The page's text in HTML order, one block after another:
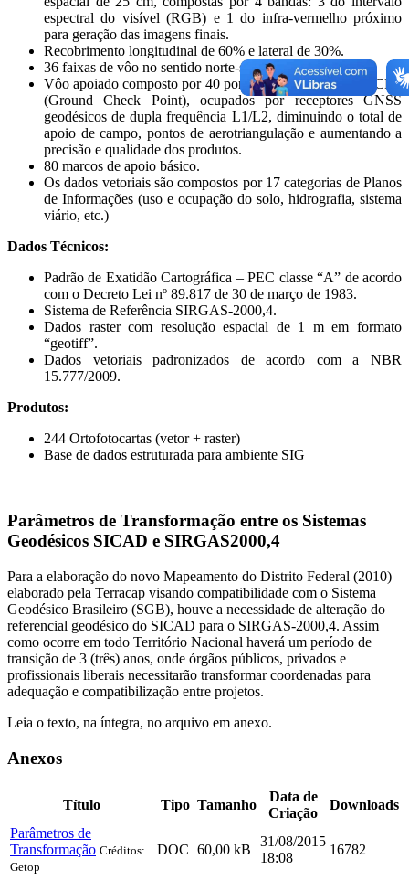
espectral do visível (RGB) e 1 do infra-vermelho próximo
para geração das imagens finais.
Recobrimento longitudinal de 60% e lateral de 30%.
36 faixas de vôo no sentido norte-sul.
Vôo apoiado composto por 40 pontos pré-sinalizados - GCP’s
(Ground Check Point), ocupados por receptores GNSS
geodésicos de dupla frequência L1/L2, diminuindo o total de
apoio de campo, pontos de aerotriangulação e aumentando a
precisão e qualidade dos produtos.
80 marcos de apoio básico.
Os dados vetoriais são compostos por 17 categorias de Planos
de Informações (uso e ocupação do solo, hidrografia, sistema
viário, etc.)
Dados Técnicos:
Padrão de Exatidão Cartográfica – PEC classe “A” de acordo
com o Decreto Lei nº 89.817 de 30 de março de 1983.
Sistema de Referência SIRGAS-2000,4.
Dados raster com resolução espacial de 1 m em formato
“geotiff”.
Dados vetoriais padronizados de acordo com a NBR
15.777/2009.
Produtos:
244 Ortofotocartas (vetor + raster)
Base de dados estruturada para ambiente SIG
Parâmetros de Transformação entre os Sistemas
Geodésicos SICAD e SIRGAS2000,4
Para a elaboração do novo Mapeamento do Distrito Federal (2010)
elaborado pela Terracap visando compatibilidade com o Sistema
Geodésico Brasileiro (SGB), houve a necessidade de alteração do
referencial geodésico do SICAD para o SIRGAS-2000,4. Assim
como ocorre em todo Território Nacional haverá um período de
transição de 3 (três) anos, onde órgãos públicos, privados e
profissionais liberais necessitarão transformar coordenadas para
adequação e compatibilização entre projetos.
Leia o texto, na íntegra, no arquivo em anexo.
Anexos
Título Tipo Tamanho
Data de
Criação
Downloads
Parâmetros de
Transformação Créditos:
Getop
DOC 60,00 kB
31/08/2015
18:08
16782